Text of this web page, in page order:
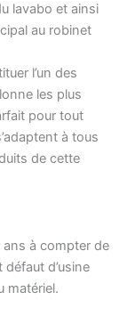
lavabo et ainsi
au robinet
l’un des
les plus
pour tout
à tous
de cette
ans à compter de
d’usine
matériel.